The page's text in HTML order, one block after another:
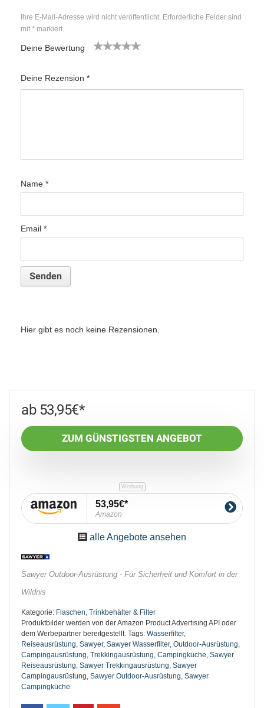
Ihre E-Mail-Adresse wird nicht veröffentlicht. Erforderliche Felder sind
mit * markiert.
Deine Bewertung
Deine Rezension *
Name *
Email *
Hier gibt es noch keine Rezensionen.
53,95€
ZUM GÜNSTIGSTEN ANGEBOT
53,95€
Amazon
alle Angebote ansehen
Sawyer Outdoor-Ausrüstung - Für Sicherheit und Komfort in der
Wildnis
Kategorie: Flaschen, Trinkbehälter & Filter
Produktbılder werden von der Amazon Product Advertısıng API oder
dem Werbepartner bereıtgestellt. Tags: Wasserfilter,
Reiseausrüstung, Sawyer, Sawyer Wasserfilter, Outdoor-Ausrüstung,
Campingausrüstung, Trekkingausrüstung, Campingküche, Sawyer
Reiseausrüstung, Sawyer Trekkingausrüstung, Sawyer
Campingausrüstung, Sawyer Outdoor-Ausrüstung, Sawyer
Campingküche